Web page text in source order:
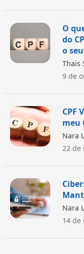
O
do
o
Thais
9 de
CPF
meu
Nara
22 de
Nara
14 de